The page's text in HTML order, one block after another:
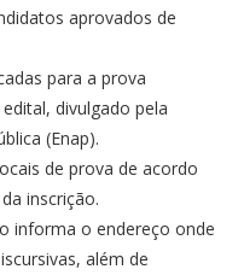
aprovados de
para a prova
divulgado pela
(Enap).
de prova de acordo
inscrição.
informa o endereço onde
além de